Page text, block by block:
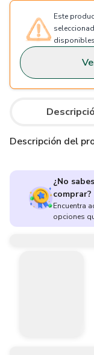
Este
Descripción del
¿No
comprar?
Encuentra
opciones